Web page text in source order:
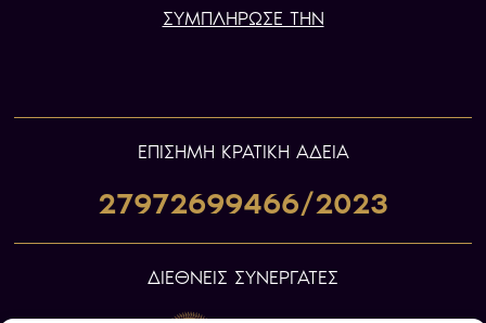
ΣΥΜΠΛΗΡΩΣΕ ΤΗΝ
ΕΠIΣΗΜΗ ΚΡΑΤΙΚΗ ΑΔΕΙΑ
27972699466/2023
ΔΙΕΘΝΕΙΣ ΣΥΝΕΡΓΑΤΕΣ